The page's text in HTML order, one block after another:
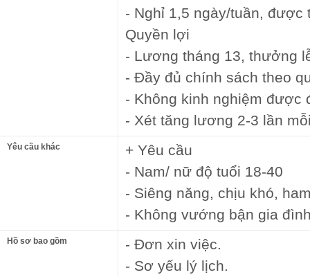
- Nghỉ 1,5 ngày/tuần, được
Quyền lợi
- Lương tháng 13, thưởng
- Đầy đủ chính sách theo
- Không kinh nghiệm được
- Xét tăng lương 2-3 lần
Yêu cầu khác
+ Yêu cầu
- Nam/ nữ độ tuổi 18-40
- Siêng năng, chịu khó,
- Không vướng bận gia
Hồ sơ bao gồm
- Đơn xin việc.
- Sơ yếu lý lịch.